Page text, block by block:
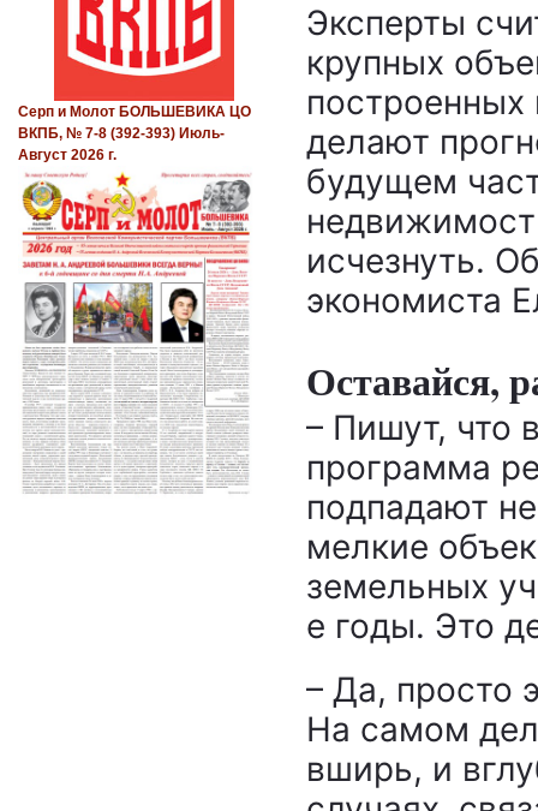
Эксперты
крупных
делают
будущем
исчезнуть.
экономиста
Оставайся,
– Пишут, что
программа
подпадают
мелкие
земельных
е годы. Это
– Да, просто
На самом
вширь, и
Серп и Молот БОЛЬШЕВИКА ЦО
ВКПБ, № 7-8 (392-393) Июль-
Август 2026 г.